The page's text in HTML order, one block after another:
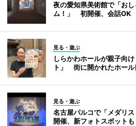
夜の愛知県美術館で「お
ム！」 初開催、会話OK
見る・遊ぶ
しらかわホールが親子向
ト」 街に開かれたホール
見る・遊ぶ
名古屋パルコで「メダリ
開催、新フォトスポットも